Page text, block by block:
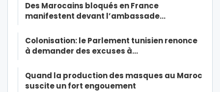
Des Marocains bloqués en France
manifestent devant l’ambassade…
Colonisation: le Parlement tunisien renonce
à demander des excuses à…
Quand la production des masques au Maroc
suscite un fort engouement